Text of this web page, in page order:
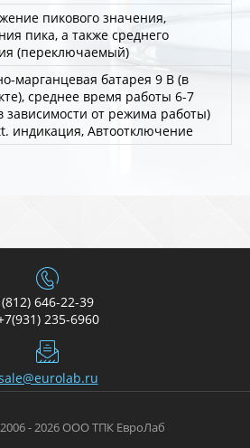
пикового значения,
пика, а также среднего
(переключаемый)
марганцевая батарея 9 В (в
среднее время работы 6-7
зависимости от режима работы)
индикация, Автоотключение
(812) 646-22-39
235-6960
- 2026 ООО ТПК ЕвроЛаб